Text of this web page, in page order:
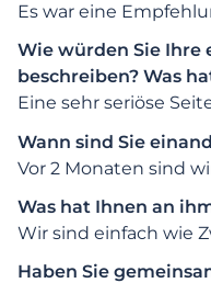
Es war eine
Wie würden Sie Ihre
beschreiben? Was
Eine sehr seriöse
Wann sind Sie
Vor 2 Monaten sind
Was hat Ihnen an
Wir sind einfach wie
Haben Sie